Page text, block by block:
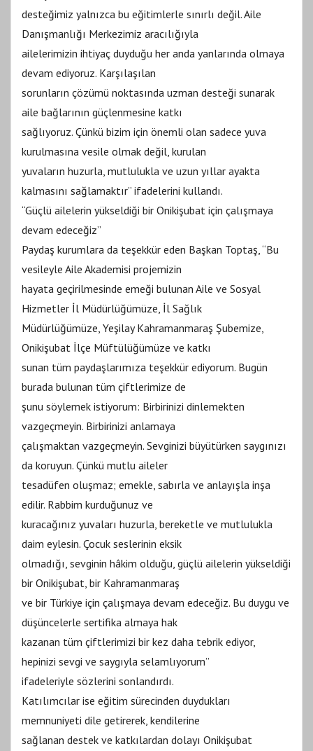
desteğimiz yalnızca bu eğitimlerle sınırlı değil. Aile
Danışmanlığı Merkezimiz aracılığıyla
ailelerimizin ihtiyaç duyduğu her anda yanlarında olmaya
devam ediyoruz. Karşılaşılan
sorunların çözümü noktasında uzman desteği sunarak
aile bağlarının güçlenmesine katkı
sağlıyoruz. Çünkü bizim için önemli olan sadece yuva
kurulmasına vesile olmak değil, kurulan
yuvaların huzurla, mutlulukla ve uzun yıllar ayakta
kalmasını sağlamaktır” ifadelerini kullandı.
“Güçlü ailelerin yükseldiği bir Onikişubat için çalışmaya
devam edeceğiz”
Paydaş kurumlara da teşekkür eden Başkan Toptaş, “Bu
vesileyle Aile Akademisi projemizin
hayata geçirilmesinde emeği bulunan Aile ve Sosyal
Hizmetler İl Müdürlüğümüze, İl Sağlık
Müdürlüğümüze, Yeşilay Kahramanmaraş Şubemize,
Onikişubat İlçe Müftülüğümüze ve katkı
sunan tüm paydaşlarımıza teşekkür ediyorum. Bugün
burada bulunan tüm çiftlerimize de
şunu söylemek istiyorum: Birbirinizi dinlemekten
vazgeçmeyin. Birbirinizi anlamaya
çalışmaktan vazgeçmeyin. Sevginizi büyütürken saygınızı
da koruyun. Çünkü mutlu aileler
tesadüfen oluşmaz; emekle, sabırla ve anlayışla inşa
edilir. Rabbim kurduğunuz ve
kuracağınız yuvaları huzurla, bereketle ve mutlulukla
daim eylesin. Çocuk seslerinin eksik
olmadığı, sevginin hâkim olduğu, güçlü ailelerin yükseldiği
bir Onikişubat, bir Kahramanmaraş
ve bir Türkiye için çalışmaya devam edeceğiz. Bu duygu ve
düşüncelerle sertifika almaya hak
kazanan tüm çiftlerimizi bir kez daha tebrik ediyor,
hepinizi sevgi ve saygıyla selamlıyorum”
ifadeleriyle sözlerini sonlandırdı.
Katılımcılar ise eğitim sürecinden duydukları
memnuniyeti dile getirerek, kendilerine
sağlanan destek ve katkılardan dolayı Onikişubat